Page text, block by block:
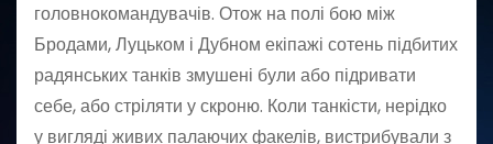
головнокомандувачів. Отож на полі бою між
Бродами, Луцьком і Дубном екіпажі сотень підбитих
радянських танків змушені були або підривати
себе, або стріляти у скроню. Коли танкісти, нерідко
у вигляді живих палаючих факелів, вистрибували з